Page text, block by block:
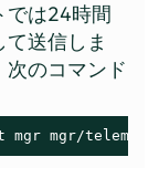
では24時間
送信しま
のコマンド
mgr mgr/